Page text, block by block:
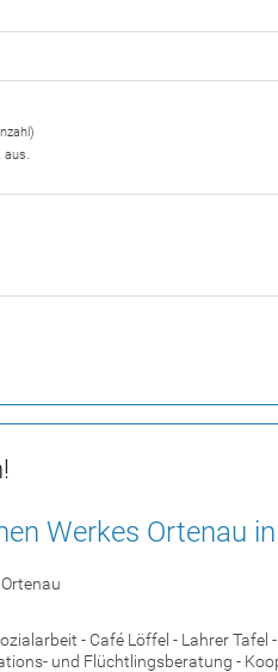
aus.
Werkes Ortenau
- Café Löffel - Lahrer
und Flüchtlingsberatung -